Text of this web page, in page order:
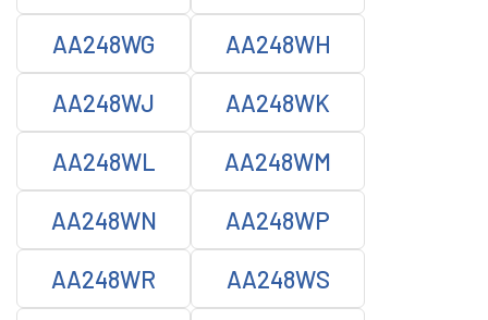
AA248WG AA248WH
AA248WJ AA248WK
AA248WL AA248WM
AA248WN AA248WP
AA248WR AA248WS